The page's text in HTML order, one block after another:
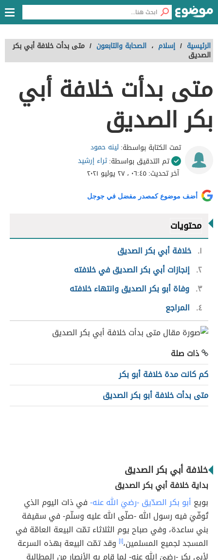
الرئيسية / إسلام ، الصحابة والتابعون / متى بدأت خلافة أبي بكر
الصديق
متى بدأت خلافة أبي
بكر الصديق
تمت الكتابة بواسطة: لينه حمود
تم التدقيق بواسطة:ثراء إرشيد
آخر تحديث:٠٦:٤٥ ، ٢٧ يوليو ٢٠٢١
أضف موضوع كمصدر مفضل في جوجل
محتويات
١ خلافة أبي بكر الصديق
٢ إنجازات أبي بكر الصديق في خلافته
٣ وفاة أبو بكر الصديق وانتهاء خلافته
٤
المراجع
ذات صلة
كم كانت مدة خلافة أبو بكر
متى بدأت خلافة أبو بكر الصديق
خلافة أبي بكر الصديق
بداية خلافة أبي بكر الصديق
بويع أبو بكر الصدّيق -رضيَ الله عنه-في ذات اليوم الذي
تُوفّيَ فيه رسول الله -صلّى الله عليه وسلّم- في سقيفة
بني ساعدة، وفي صباح يوم الثلاثاء تمّت البيعة العامّة في
المسجد لجميع المسلمين،[١] وقد تمّت البيعة بهذه السرعة
لأبي بكر -رضيَ الله عنه- لِما قام به الأنصار من المطالبة